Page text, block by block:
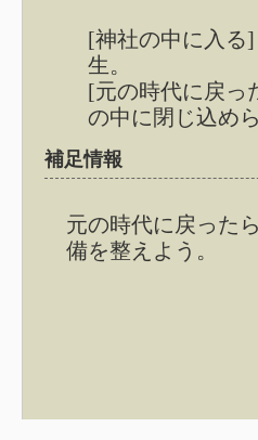
[神社の中に入る
生。
[元の時代に戻っ
の中に閉じ込め
補足情報
元の時代に戻った
備を整えよう。